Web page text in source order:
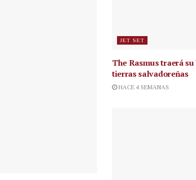
JET SET
The Rasmus traerá
tierras salvadoreñas
HACE 4 SEMANAS